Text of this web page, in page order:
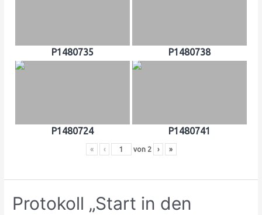
P1480735 P1480738
P1480724 P1480741
« ‹ von 2 › »
Protokoll „Start in den